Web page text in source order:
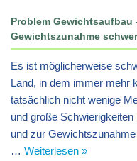
Problem
Gewichtszunahme
Es ist möglicherweise
Land, in dem immer mehr
tatsächlich nicht wenige
und große
und zur
… Weiterlesen »